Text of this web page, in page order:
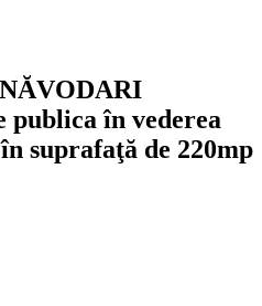
publica în vederea
suprafaţă de 220mp